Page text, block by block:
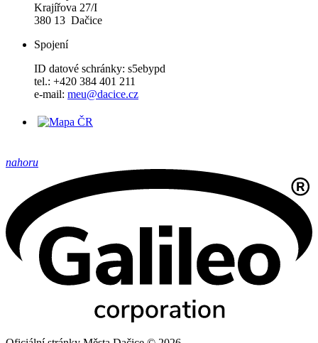
Krajířova 27/I
380 13 Dačice
Spojení
ID datové schránky: s5ebypd
tel.: +420 384 401 211
e-mail: meu@dacice.cz
nahoru